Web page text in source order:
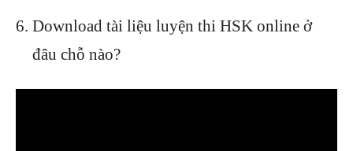
Download tài liệu luyện thi HSK online ở
đâu chỗ nào?